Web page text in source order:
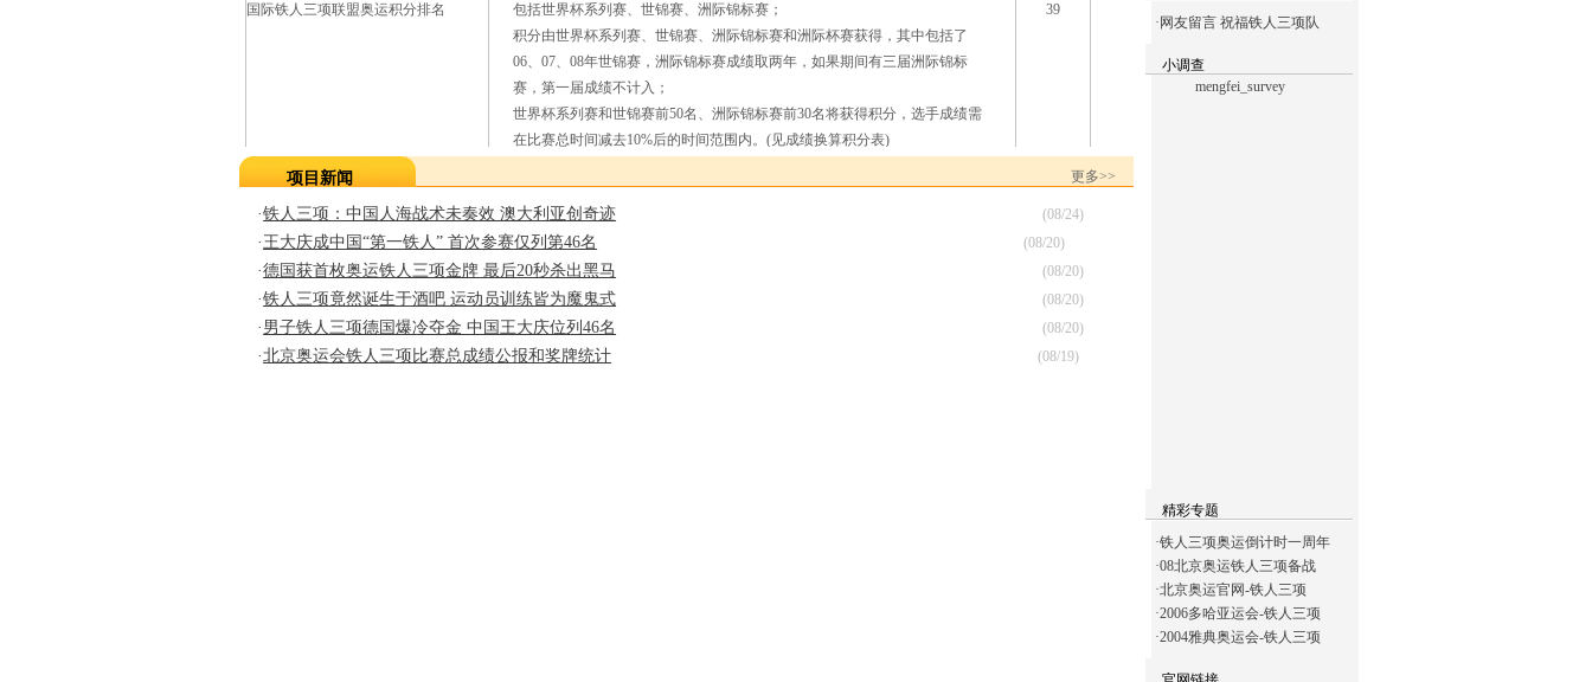
国际铁人三项联盟奥运积分排名
包括世界杯系列赛、世锦赛、洲际锦标赛；
积分由世界杯系列赛、世锦赛、洲际锦标赛和洲际杯赛获得，其中包括了
06、07、08年世锦赛，洲际锦标赛成绩取两年，如果期间有三届洲际锦标
赛，第一届成绩不计入；
世界杯系列赛和世锦赛前50名、洲际锦标赛前30名将获得积分，选手成绩需
在比赛总时间减去10%后的时间范围内。(见成绩换算积分表)
39
国际铁人三项联盟大洲排名
标奥委会，将由排名其后的奥委会获得；如果仍然没有达标奥委会，将由国
际铁盟奥运积分排名最高且未获奥运资格的选手获得；如果有剩余名额，将
5
三方委员会特邀选手 由国际奥委会、国家奥委会协会和国际铁盟组成的三方委员会发放 2
东道主
如果未获任何奥运资格，东道主将直接得到1个参赛席位；如果没有达标选
手，将按国际铁盟奥运积分排名分配，选手需达最低参赛标准。
1
更多>>
项目新闻
·铁人三项：中国人海战术未奏效 澳大利亚创奇迹 (08/24)
· 王大庆成中国“第一铁人” 首次参赛仅列第46名 (08/20)
·德国获首枚奥运铁人三项金牌 最后20秒杀出黑马 (08/20)
·铁人三项竟然诞生于酒吧 运动员训练皆为魔鬼式 (08/20)
· 男子铁人三项德国爆冷夺金 中国王大庆位列46名 (08/20)
·北京奥运会铁人三项比赛总成绩公报和奖牌统计 (08/19)
· 网友留言 祝福铁人三项队
小调查
mengfei_survey
精彩专题
·铁人三项奥运倒计时一周年
·08北京奥运铁人三项备战
·北京奥运官网-铁人三项
·2006多哈亚运会-铁人三项
·2004雅典奥运会-铁人三项